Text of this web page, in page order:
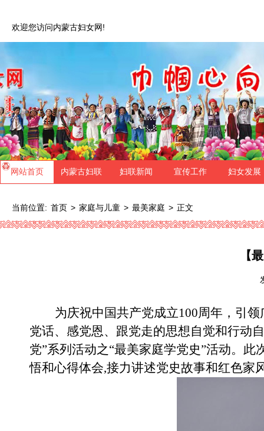
欢迎您访问内蒙古妇女网!
网站首页 内蒙古妇联 妇联新闻 宣传工作 妇女发展
当前位置: 首页 > 家庭与儿童 > 最美家庭 > 正文
【
为庆祝中国共产党成立100周年，引
党话、感党恩、跟党走的思想自觉和行动
党”系列活动之“最美家庭学党史”活动。
悟和心得体会,接力讲述党史故事和红色家